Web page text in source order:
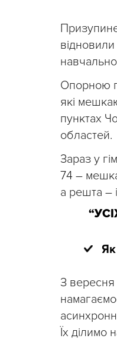
Опорною
які
пунктах
областей.
Зараз у
74 –
а решта –
З
Їх ділимо